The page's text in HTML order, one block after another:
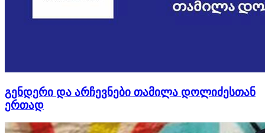
გენდერი და არჩევნები თამილა დოლიძესთან
ერთად